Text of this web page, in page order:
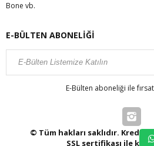
Bone vb.
E-BÜLTEN ABONELİĞİ
E-Bülten aboneliği ile
© Tüm hakları saklıdır. Kredi
SSL sertifikası ile